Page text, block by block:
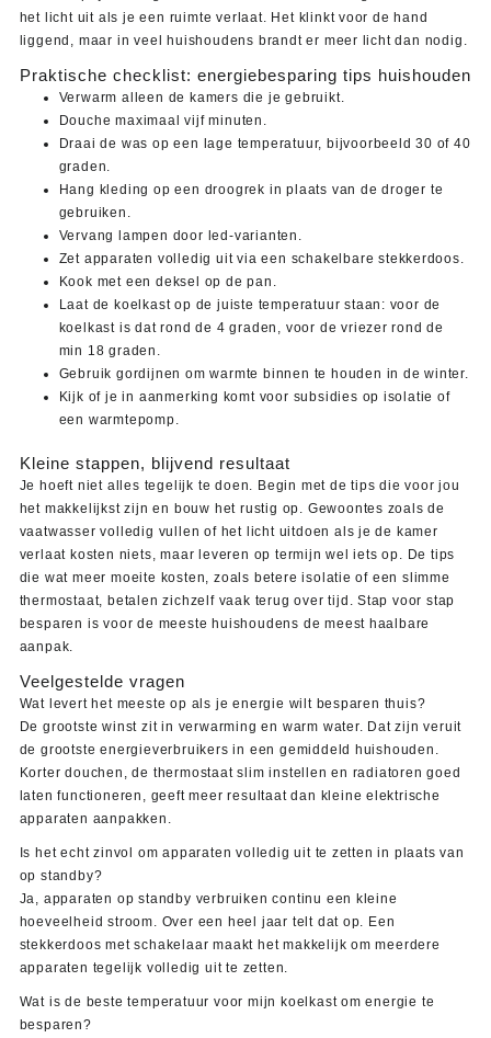
het licht uit als je een ruimte verlaat. Het klinkt voor de hand
liggend, maar in veel huishoudens brandt er meer licht dan nodig.
Praktische checklist: energiebesparing tips huishouden
Verwarm alleen de kamers die je gebruikt.
Douche maximaal vijf minuten.
Draai de was op een lage temperatuur, bijvoorbeeld 30 of 40
graden.
Hang kleding op een droogrek in plaats van de droger te
gebruiken.
Vervang lampen door led-varianten.
Zet apparaten volledig uit via een schakelbare stekkerdoos.
Kook met een deksel op de pan.
Laat de koelkast op de juiste temperatuur staan: voor de
koelkast is dat rond de 4 graden, voor de vriezer rond de
min 18 graden.
Gebruik gordijnen om warmte binnen te houden in de winter.
Kijk of je in aanmerking komt voor subsidies op isolatie of
een warmtepomp.
Kleine stappen, blijvend resultaat
Je hoeft niet alles tegelijk te doen. Begin met de tips die voor jou
het makkelijkst zijn en bouw het rustig op. Gewoontes zoals de
vaatwasser volledig vullen of het licht uitdoen als je de kamer
verlaat kosten niets, maar leveren op termijn wel iets op. De tips
die wat meer moeite kosten, zoals betere isolatie of een slimme
thermostaat, betalen zichzelf vaak terug over tijd. Stap voor stap
besparen is voor de meeste huishoudens de meest haalbare
aanpak.
Veelgestelde vragen
Wat levert het meeste op als je energie wilt besparen thuis?
De grootste winst zit in verwarming en warm water. Dat zijn veruit
de grootste energieverbruikers in een gemiddeld huishouden.
Korter douchen, de thermostaat slim instellen en radiatoren goed
laten functioneren, geeft meer resultaat dan kleine elektrische
apparaten aanpakken.
Is het echt zinvol om apparaten volledig uit te zetten in plaats van
op standby?
Ja, apparaten op standby verbruiken continu een kleine
hoeveelheid stroom. Over een heel jaar telt dat op. Een
stekkerdoos met schakelaar maakt het makkelijk om meerdere
apparaten tegelijk volledig uit te zetten.
Wat is de beste temperatuur voor mijn koelkast om energie te
besparen?